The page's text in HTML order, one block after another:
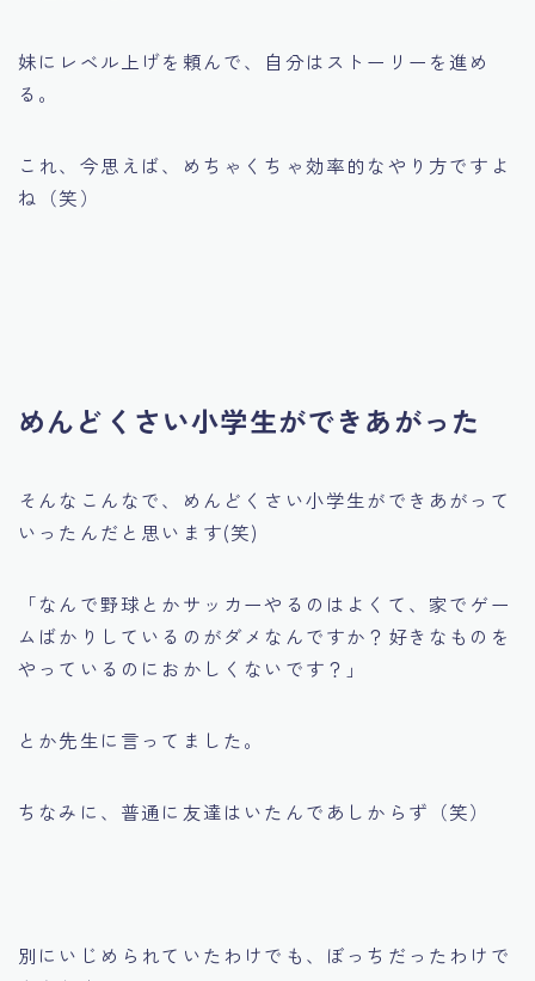
妹にレベル上げを頼んで、自分はストーリーを進め
る。
これ、今思えば、めちゃくちゃ効率的なやり方ですよ
ね（笑）
めんどくさい小学生ができあがった
そんなこんなで、めんどくさい小学生ができあがって
いったんだと思います(笑)
「なんで野球とかサッカーやるのはよくて、家でゲー
ムばかりしているのがダメなんですか？好きなものを
やっているのにおかしくないです？」
とか先生に言ってました。
ちなみに、普通に友達はいたんであしからず（笑）
別にいじめられていたわけでも、ぼっちだったわけで